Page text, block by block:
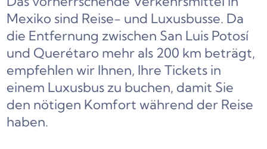
Mexiko sind Reise- und Luxusbusse. Da
die Entfernung zwischen San Luis Potosí
und Querétaro mehr als 200 km beträgt,
empfehlen wir Ihnen, Ihre Tickets in
einem Luxusbus zu buchen, damit Sie
den nötigen Komfort während der Reise
haben.